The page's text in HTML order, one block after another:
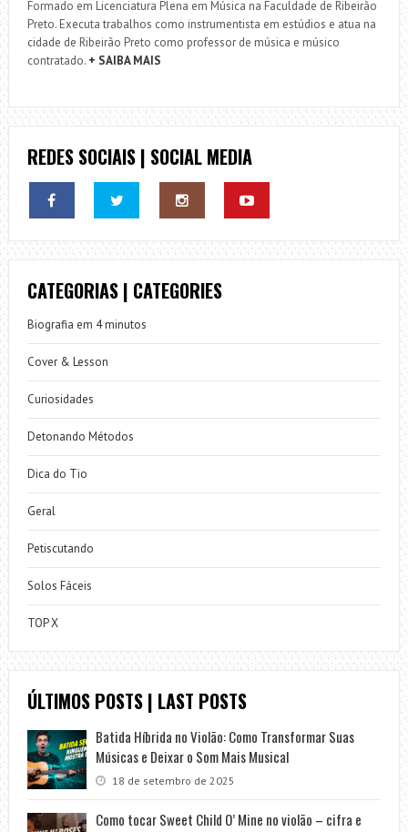
Formado em Licenciatura Plena em Música na Faculdade de Ribeirão
Preto. Executa trabalhos como instrumentista em estúdios e atua na
cidade de Ribeirão Preto como professor de música e músico
contratado. + SAIBA MAIS
REDES SOCIAIS | SOCIAL MEDIA
CATEGORIAS | CATEGORIES
Biografia em 4 minutos
Cover & Lesson
Curiosidades
Detonando Métodos
Dica do Tio
Geral
Petiscutando
Solos Fáceis
TOP X
ÚLTIMOS POSTS | LAST POSTS
Batida Híbrida no Violão: Como Transformar Suas
Músicas e Deixar o Som Mais Musical
18 de setembro de 2025
Como tocar Sweet Child O’ Mine no violão – cifra e